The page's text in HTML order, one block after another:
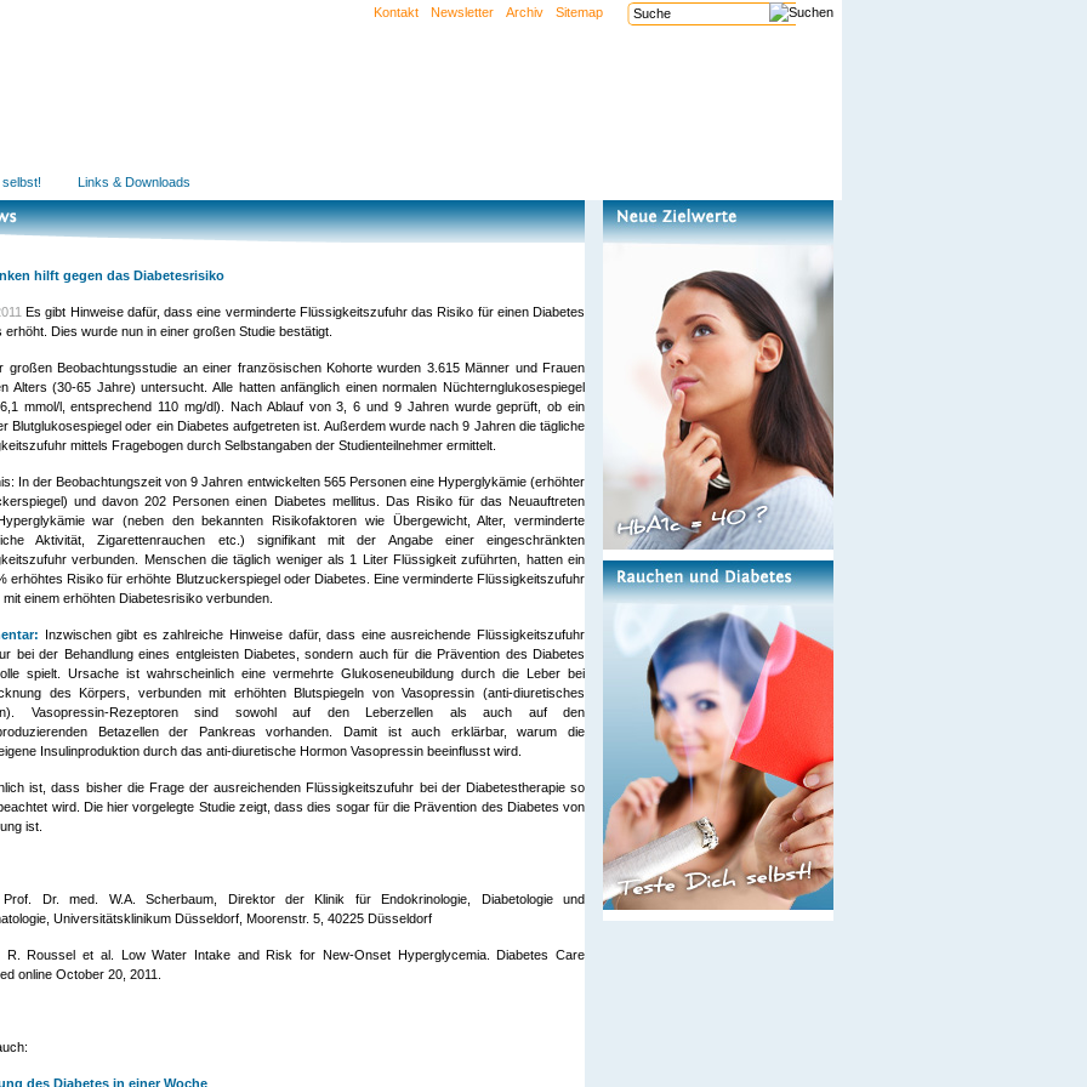
hilft gegen das Diabetesrisiko
Es gibt Hinweise dafür, dass eine verminderte Flüssigkeitszufuhr das Risiko für einen Diabetes
erhöht. Dies wurde nun in einer großen Studie bestätigt.
großen Beobachtungsstudie an einer französischen Kohorte wurden 3.615 Männer und Frauen
Alters (30-65 Jahre) untersucht. Alle hatten anfänglich einen normalen Nüchternglukosespiegel
mmol/l, entsprechend 110 mg/dl). Nach Ablauf von 3, 6 und 9 Jahren wurde geprüft, ob ein
Blutglukosespiegel oder ein Diabetes aufgetreten ist. Außerdem wurde nach 9 Jahren die tägliche
mittels Fragebogen durch Selbstangaben der Studienteilnehmer ermittelt.
In der Beobachtungszeit von 9 Jahren entwickelten 565 Personen eine Hyperglykämie (erhöhter
und davon 202 Personen einen Diabetes mellitus. Das Risiko für das Neuauftreten
war (neben den bekannten Risikofaktoren wie Übergewicht, Alter, verminderte
Aktivität, Zigarettenrauchen etc.) signifikant mit der Angabe einer eingeschränkten
verbunden. Menschen die täglich weniger als 1 Liter Flüssigkeit zuführten, hatten ein
erhöhtes Risiko für erhöhte Blutzuckerspiegel oder Diabetes. Eine verminderte Flüssigkeitszufuhr
mit einem erhöhten Diabetesrisiko verbunden.
Inzwischen gibt es zahlreiche Hinweise dafür, dass eine ausreichende Flüssigkeitszufuhr
bei der Behandlung eines entgleisten Diabetes, sondern auch für die Prävention des Diabetes
spielt. Ursache ist wahrscheinlich eine vermehrte Glukoseneubildung durch die Leber bei
des Körpers, verbunden mit erhöhten Blutspiegeln von Vasopressin (anti-diuretisches
Vasopressin-Rezeptoren sind sowohl auf den Leberzellen als auch auf den
Betazellen der Pankreas vorhanden. Damit ist auch erklärbar, warum die
Insulinproduktion durch das anti-diuretische Hormon Vasopressin beeinflusst wird.
ist, dass bisher die Frage der ausreichenden Flüssigkeitszufuhr bei der Diabetestherapie so
wird. Die hier vorgelegte Studie zeigt, dass dies sogar für die Prävention des Diabetes von
ist.
Prof. Dr. med. W.A. Scherbaum, Direktor der Klinik für Endokrinologie, Diabetologie und
Universitätsklinikum Düsseldorf, Moorenstr. 5, 40225 Düsseldorf
R. Roussel et al. Low Water Intake and Risk for New-Onset Hyperglycemia. Diabetes Care
online October 20, 2011.
des Diabetes in einer Woche
Links & Downloads
Kontakt Newsletter Archiv Sitemap